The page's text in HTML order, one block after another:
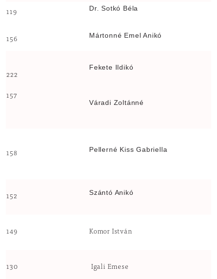
119
156
Dr. Sotkó Béla
Mártonné Emel Anikó
222
157
Fekete Ildikó
Váradi Zoltánné
158
Pellerné Kiss Gabriella
152
Szántó Anikó
149 Komor István
130 Igali Emese